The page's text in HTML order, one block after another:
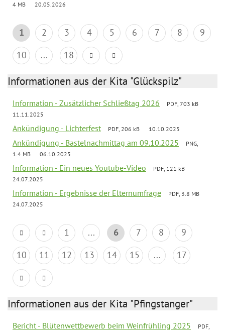
4 MB
20.05.2026
1 2 3 4 5 6 7 8
9
10
... 18
Informationen aus der Kita "Glückspilz"
Information - Zusätzlicher Schließtag 2026
PDF, 703 kB
11.11.2025
Ankündigung - Lichterfest PDF, 206 kB 10.10.2025
Ankündigung - Bastelnachmittag am 09.10.2025
PNG,
1.4 MB
06.10.2025
Information - Ein neues Youtube-Video
PDF, 121 kB
24.07.2025
Information - Ergebnisse der Elternumfrage
PDF, 3.8 MB
24.07.2025
1 ... 6 7 8
9
10
11 12 13 14 15 ... 17
Informationen aus der Kita "Pfingstanger"
Bericht - Blütenwettbewerb beim Weinfrühling 2025
PDF,